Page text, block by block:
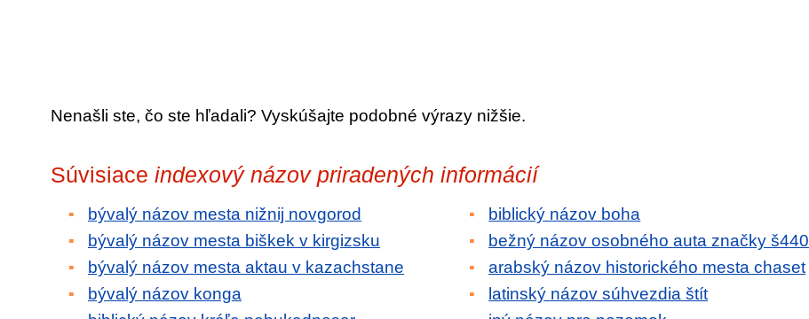
Nenašli ste, čo ste hľadali? Vyskúšajte podobné výrazy nižšie.
Súvisiace indexový názov priradených informácií
bývalý názov mesta nižnij novgorod
bývalý názov mesta biškek v kirgizsku
bývalý názov mesta aktau v kazachstane
bývalý názov konga
biblický názov boha
bežný názov osobného auta značky š440
arabský názov historického mesta chaset
latinský názov súhvezdia štít